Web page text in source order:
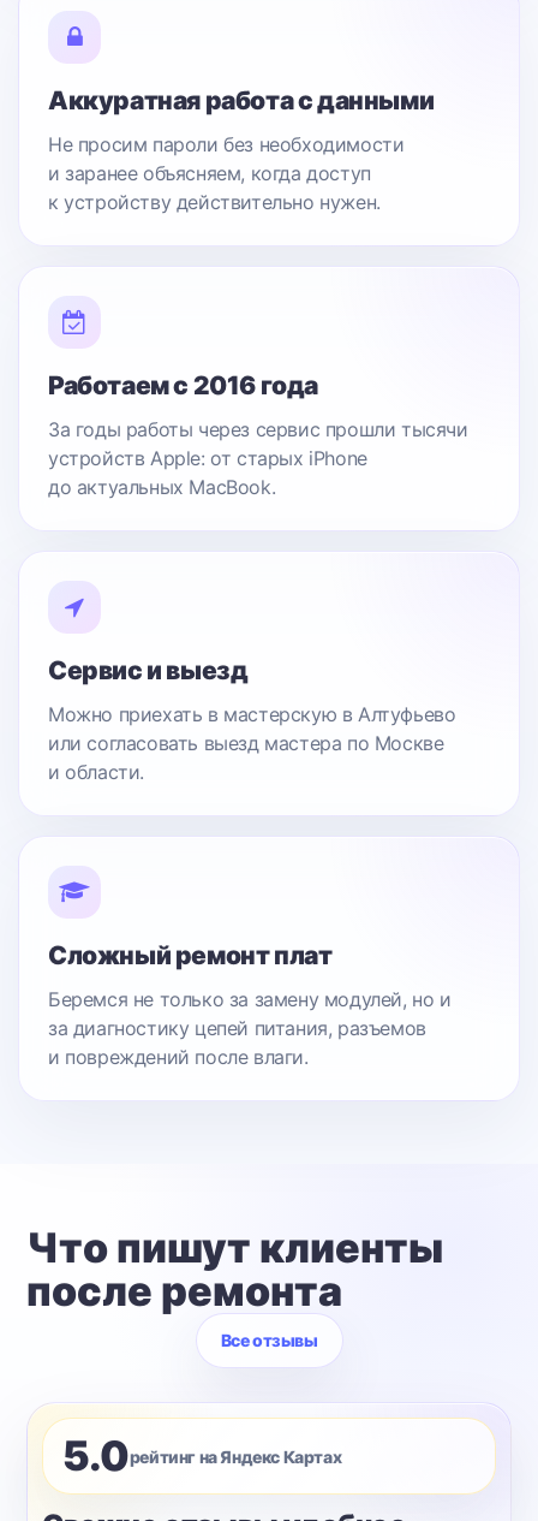
Аккуратная работа с данными
Не просим пароли без необходимости
и заранее объясняем, когда доступ
к устройству действительно нужен.
Работаем с 2016 года
За годы работы через сервис прошли тысячи
устройств Apple: от старых iPhone
до актуальных MacBook.
Сервис и выезд
Можно приехать в мастерскую в Алтуфьево
или согласовать выезд мастера по Москве
и области.
Сложный ремонт плат
Беремся не только за замену модулей, но и
за диагностику цепей питания, разъемов
и повреждений после влаги.
Что пишут клиенты
после ремонта
Все отзывы
5.0рейтинг на Яндекс Картах